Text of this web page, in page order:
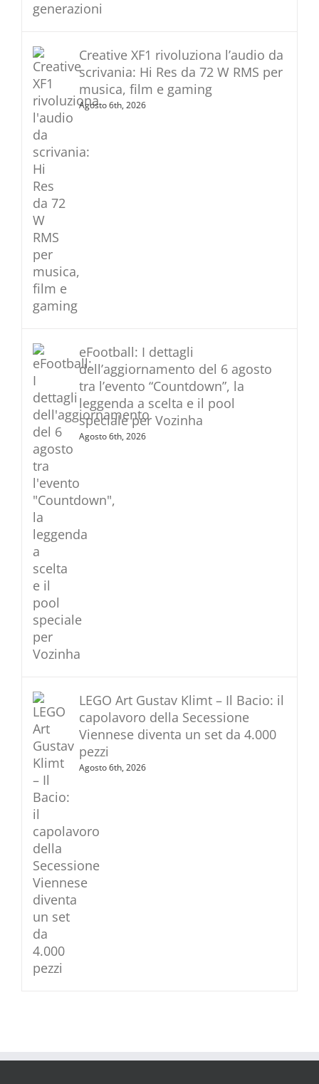
Creative XF1 rivoluziona l’audio da
scrivania: Hi Res da 72 W RMS per
musica, film e gaming
Agosto 6th, 2026
eFootball: I dettagli
dell’aggiornamento del 6 agosto
tra l’evento “Countdown”, la
leggenda a scelta e il pool
speciale per Vozinha
Agosto 6th, 2026
LEGO Art Gustav Klimt – Il Bacio: il
capolavoro della Secessione
Viennese diventa un set da 4.000
pezzi
Agosto 6th, 2026